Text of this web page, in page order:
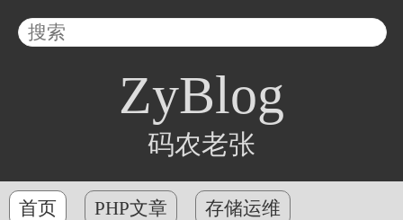
ZyBlog
码农老张
首页 PHP文章 存储运维